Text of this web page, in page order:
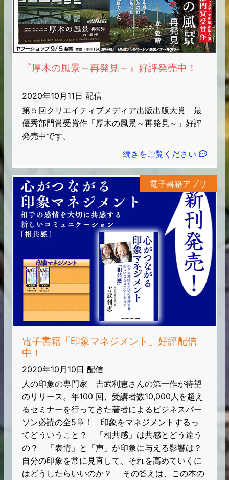
『厚木の風景～再発見～』好評発売中！
2020年10月11日 配信
第５回クリエイティブメディア出版出版大賞 最
優秀部門賞受賞作「厚木の風景～再発見～」好評
発売中です。
続きをご覧ください
電子書籍アプリ
電子書籍「印象マネジメント」好評配信
中！
2020年10月10日 配信
人の印象の専門家 吉武利恵さんの第一作が待望
のリリース。年100 回、受講者数10,000人を超え
るセミナーを行ってきた著者によるビジネスパー
ソン必読の全5章！ 印象をマネジメントするっ
てどういうこと？ 「相共感」は共感とどう違う
の？ 「表情」と「声」が印象に与える影響は？
自分の印象を常に見直して、それを高めていくに
はどうしたらいいのか？ その答えは、この本の